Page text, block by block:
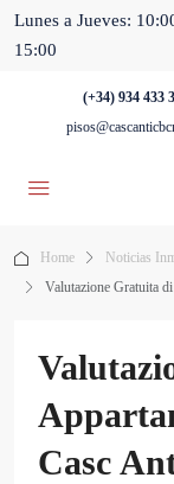
Lunes a Jueves:
15:00
(+34) 934 433
Home
Noticias
Valutazione Gratuita
Casc